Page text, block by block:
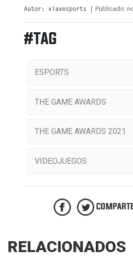
Autor: viaxesports | Publicado:
#TAG
ESPORTS
THE GAME AWARDS
THE GAME AWARDS 2021
VIDEOJUEGOS
RELACIONADOS